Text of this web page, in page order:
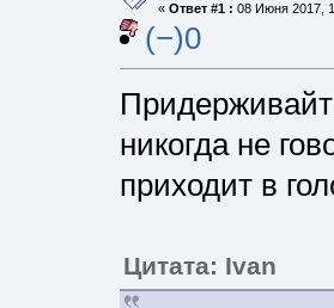
« Ответ #1 : 08 Июня 2017,
(−)0
никогда не
приходит в
Цитата: Ivan